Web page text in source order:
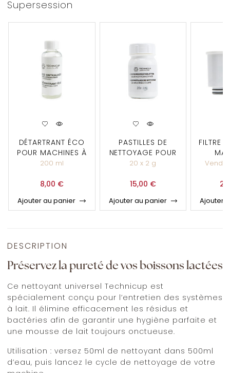
Supersession
DÉTARTRANT ÉCO
POUR MACHINES À
CAFÉ
200 ml
8,00 €
Ajouter au panier
PASTILLES DE
NETTOYAGE POUR
MACHINES À CAFÉ
20 x 2 g
15,00 €
Ajouter au panier
FILTRE
Ajouter
DESCRIPTION
Préservez la pureté de vos boissons lactées
Ce nettoyant universel Technicup est
spécialement conçu pour l’entretien des systèmes
à lait. Il élimine efficacement les résidus et
bactéries afin de garantir une hygiène parfaite et
une mousse de lait toujours onctueuse.
Utilisation : versez 50ml de nettoyant dans 500ml
d’eau, puis lancez le cycle de nettoyage de votre